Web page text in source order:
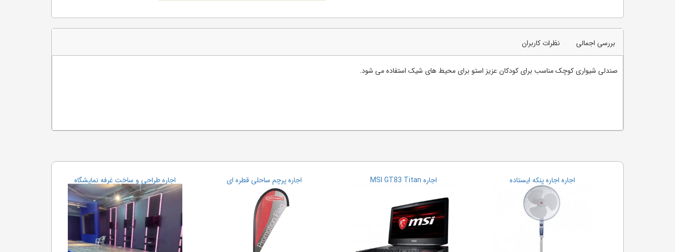
بررسی اجمالی نظرات کاربران
صندلی شیواری کوچک مناسب برای کودکان عزیز استو برای محیط های شیک استفاده می شود.
اجاره اجاره پنکه ایستاده اجاره MSI GT83 Titan اجاره پرچم ساحلی قطره ای اجاره طراحی و ساخت غرفه نمایشگاه